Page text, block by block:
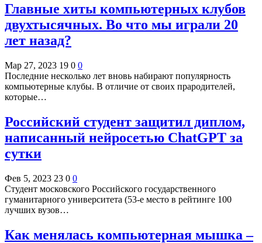
Главные хиты компьютерных клубов
двухтысячных. Во что мы играли 20
лет назад?
Мар 27, 2023 19 0 0
Последние несколько лет вновь набирают популярность
компьютерные клубы. В отличие от своих прародителей,
которые…
Российский студент защитил диплом,
написанный нейросетью ChatGPT за
сутки
Фев 5, 2023 23 0 0
Студент московского Российского государственного
гуманитарного университета (53-е место в рейтинге 100
лучших вузов…
Как менялась компьютерная мышка –